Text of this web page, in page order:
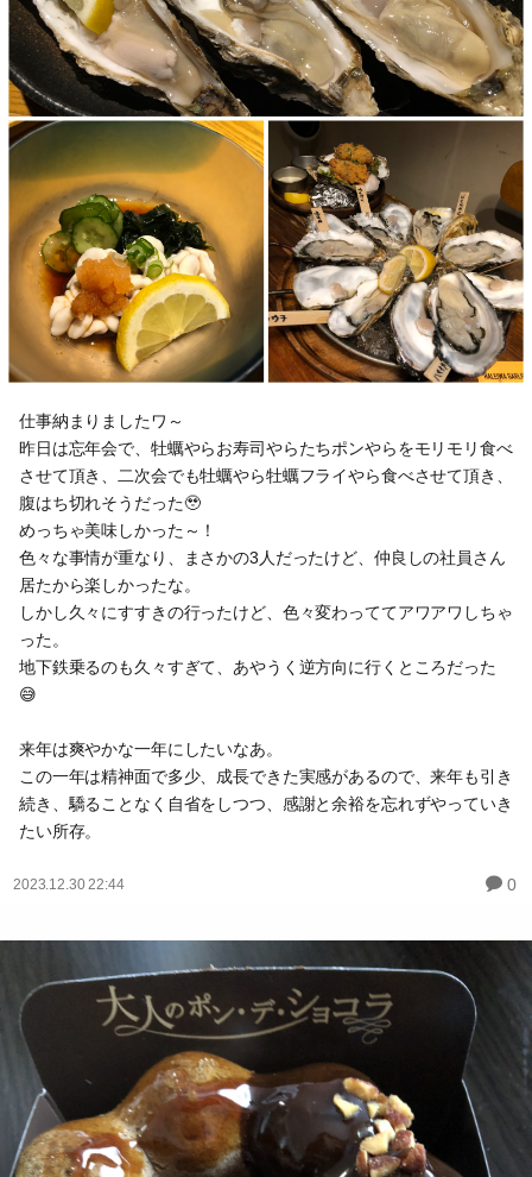
仕事納まりましたワ～
昨日は忘年会で、牡蠣やらお寿司やらたちポンやらをモリモリ食べ
させて頂き、二次会でも牡蠣やら牡蠣フライやら食べさせて頂き、
腹はち切れそうだった🥹
めっちゃ美味しかった～！
色々な事情が重なり、まさかの3人だったけど、仲良しの社員さん
居たから楽しかったな。
しかし久々にすすきの行ったけど、色々変わっててアワアワしちゃ
った。
地下鉄乗るのも久々すぎて、あやうく逆方向に行くところだった
😅
来年は爽やかな一年にしたいなあ。
この一年は精神面で多少、成長できた実感があるので、来年も引き
続き、驕ることなく自省をしつつ、感謝と余裕を忘れずやっていき
たい所存。
2023.12.30 22:44 0